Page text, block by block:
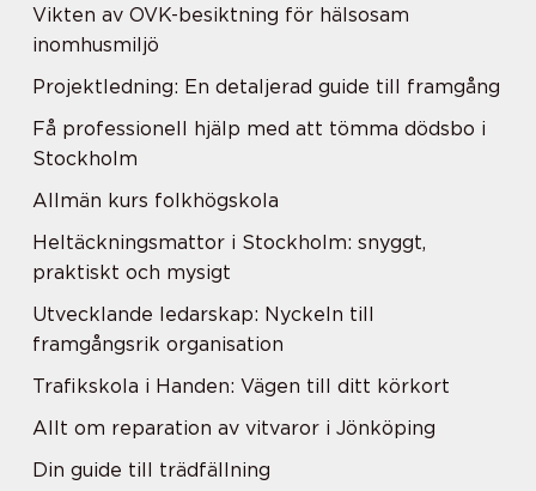
Vikten av OVK-besiktning för hälsosam
inomhusmiljö
Projektledning: En detaljerad guide till framgång
Få professionell hjälp med att tömma dödsbo i
Stockholm
Allmän kurs folkhögskola
Heltäckningsmattor i Stockholm: snyggt,
praktiskt och mysigt
Utvecklande ledarskap: Nyckeln till
framgångsrik organisation
Trafikskola i Handen: Vägen till ditt körkort
Allt om reparation av vitvaror i Jönköping
Din guide till trädfällning